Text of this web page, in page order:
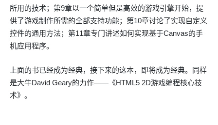
所用的技术；第9章以一个简单但是高效的游戏引擎开始，提
供了游戏制作所需的全部支持功能；第10章讨论了实现自定义
控件的通用方法；第11章专门讲述如何实现基于Canvas的手
机应用程序。
上面的书已经成为经典，接下来的这本，即将成为经典。同样
是大牛David Geary的力作——《HTML5 2D游戏编程核心技
术》。